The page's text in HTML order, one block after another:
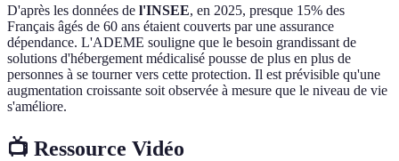
D'après les données de l'INSEE, en 2025, presque 15% des
Français âgés de 60 ans étaient couverts par une assurance
dépendance. L'ADEME souligne que le besoin grandissant de
solutions d'hébergement médicalisé pousse de plus en plus de
personnes à se tourner vers cette protection. Il est prévisible qu'une
augmentation croissante soit observée à mesure que le niveau de vie
s'améliore.
📺 Ressource Vidéo